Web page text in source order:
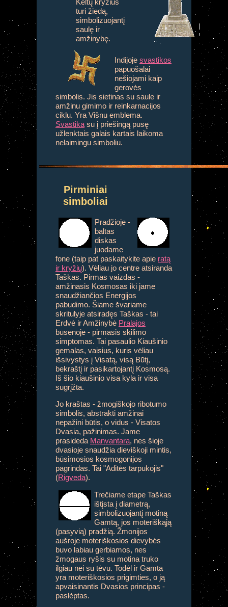
Keltų kryžius
turi žiedą,
simbolizuojantį
saulę ir
amžinybę.
Indijoje svastikos
papuošalai
nešiojami kaip
gerovės
simbolis. Jis sietinas su saule ir
amžinu gimimo ir reinkarnacijos
ciklu. Yra Višnu emblema.
Svastika su į priešingą pusę
užlenktais galais kartais laikoma
nelaimingu simboliu.
Pirminiai
simboliai
Pradžioje -
baltas
diskas
juodame
fone (taip pat paskaitykite apie ratą
ir kryžių). Vėliau jo centre atsiranda
Taškas. Pirmas vaizdas -
amžinasis Kosmosas iki jame
snaudžiančios Energijos
pabudimo. Šiame švariame
skritulyje atsiradęs Taškas - tai
Erdvė ir Amžinybė Pralajos
būsenoje - pirmasis skilimo
simptomas. Tai pasaulio Kiaušinio
gemalas, vaisius, kuris vėliau
išsivystys į Visatą, visą Būtį,
bekraštį ir pasikartojantį Kosmosą.
Iš šio kiaušinio visa kyla ir visa
sugrįžta.
Jo kraštas - žmogiškojo ribotumo
simbolis, abstrakti amžinai
nepažini būtis, o vidus - Visatos
Dvasia, pažinimas. Jame
prasideda Manvantara, nes šioje
dvasioje snaudžia dieviškoji mintis,
būsimosios kosmogonijos
pagrindas. Tai "Aditės tarpukojis"
(Rigveda).
Trečiame etape Taškas
ištįsta į diametrą,
simbolizuojantį motiną
Gamtą, jos moteriškąją
(pasyvią) pradžią. Žmonijos
aušroje moteriškosios dievybės
buvo labiau gerbiamos, nes
žmogaus ryšis su motina truko
ilgiau nei su tėvu. Todėl ir Gamta
yra moteriškosios prigimties, o ją
apvaisinantis Dvasios principas -
paslėptas.